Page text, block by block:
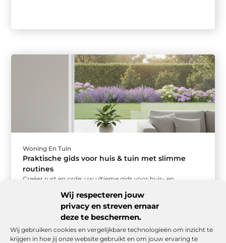
Wij respecteren jouw
privacy en streven ernaar
deze te beschermen.
Wij gebruiken cookies en vergelijkbare technologieën om inzicht te
krijgen in hoe jij onze website gebruikt en om jouw ervaring te
Woning En Tuin
Praktische gids voor huis & tuin met slimme
routines
Creëer rust en orde: uw ultieme gids voor huis- en